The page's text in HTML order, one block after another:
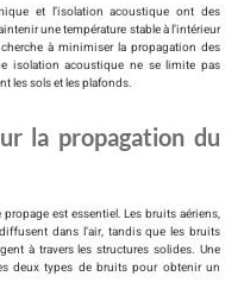
et l’isolation acoustique ont des
une température stable à l’intérieur
à minimiser la propagation des
isolation acoustique ne se limite pas
les sols et les plafonds.
la propagation du
est essentiel. Les bruits aériens,
dans l’air, tandis que les bruits
à travers les structures solides. Une
deux types de bruits pour obtenir un